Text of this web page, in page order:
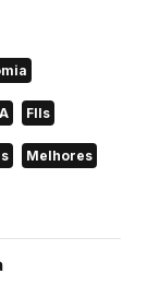
FIIs
Melhores